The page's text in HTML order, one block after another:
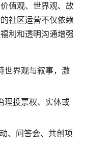
值观、世界观、故
社区运营不仅依赖
利和透明沟通增强
世界观与叙事，激
理投票权、实体或
、问答会、共创项